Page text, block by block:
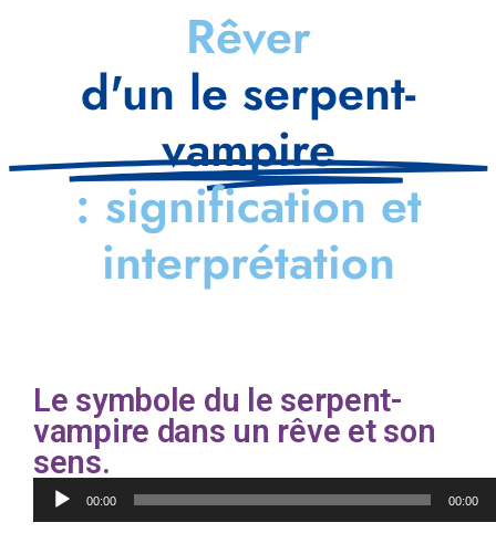
Rêver
d'un le serpent-
vampire
: signification et
interprétation
Le symbole du le serpent-
vampire dans un rêve et son
sens.
Lecteur
audio00:00 00:00